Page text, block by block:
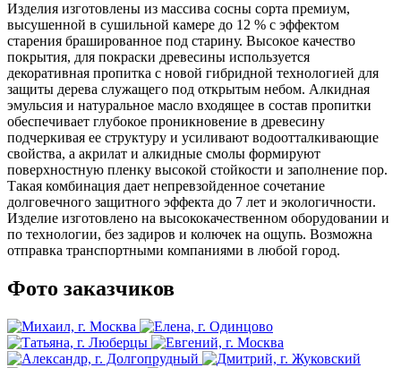
Изделия изготовлены из массива сосны сорта премиум,
высушенной в сушильной камере до 12 % с эффектом
старения брашированное под старину. Высокое качество
покрытия, для покраски древесины используется
декоративная пропитка с новой гибридной технологией для
защиты дерева служащего под открытым небом. Алкидная
эмульсия и натуральное масло входящее в состав пропитки
обеспечивает глубокое проникновение в древесину
подчеркивая ее структуру и усиливают водоотталкивающие
свойства, а акрилат и алкидные смолы формируют
поверхностную пленку высокой стойкости и заполнение пор.
Такая комбинация дает непревзойденное сочетание
долговечного защитного эффекта до 7 лет и экологичности.
Изделие изготовлено на высококачественном оборудовании и
по технологии, без задиров и колючек на ощупь. Возможна
отправка транспортными компаниями в любой город.
Фото заказчиков